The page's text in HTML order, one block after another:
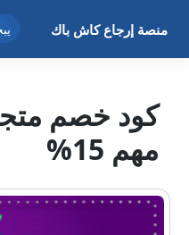
منصة إرجاع كاش باك
كود خصم
مهم 15%